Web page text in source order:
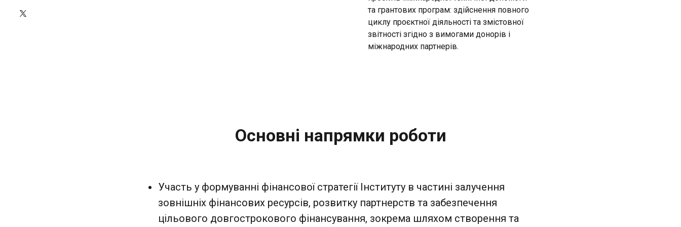
та грантових програм: здійснення повного
циклу проєктної діяльності та змістовної
звітності згідно з вимогами донорів і
міжнародних партнерів.
Основні напрямки роботи
Участь у формуванні фінансової стратегії Інституту в частині залучення
зовнішніх фінансових ресурсів, розвитку партнерств та забезпечення
цільового довгострокового фінансування, зокрема шляхом створення та